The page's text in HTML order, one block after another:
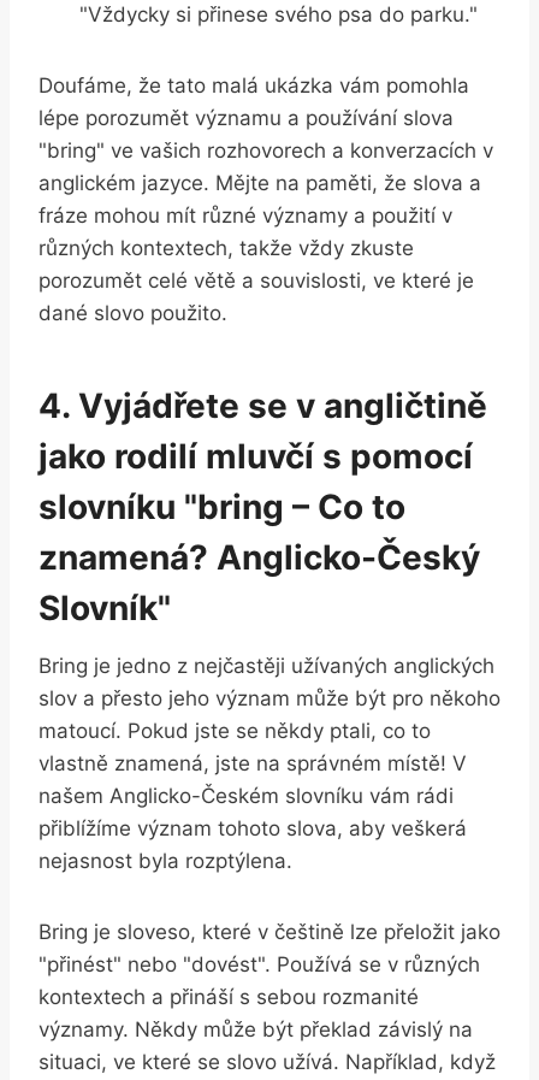
"Vždycky si přinese svého psa do parku."
Doufáme, že tato malá ukázka vám pomohla
lépe porozumět významu a používání slova
"bring" ve vašich rozhovorech a konverzacích v
anglickém jazyce. Mějte na paměti, že slova a
fráze mohou mít různé významy a použití v
různých kontextech, takže vždy zkuste
porozumět celé větě a souvislosti, ve které je
dané slovo použito.
4. Vyjádřete se v angličtině
jako rodilí mluvčí s pomocí
slovníku "bring – Co to
znamená? Anglicko-Český
Slovník"
Bring je jedno z nejčastěji užívaných anglických
slov a přesto jeho význam může být pro někoho
matoucí. Pokud jste se někdy ptali, co to
vlastně znamená, jste na správném místě! V
našem Anglicko-Českém slovníku vám rádi
přiblížíme význam tohoto slova, aby veškerá
nejasnost byla rozptýlena.
Bring je sloveso, které v češtině lze přeložit jako
"přinést" nebo "dovést". Používá se v různých
kontextech a přináší s sebou rozmanité
významy. Někdy může být překlad závislý na
situaci, ve které se slovo užívá. Například, když